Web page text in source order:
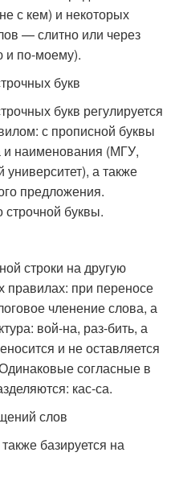
с кем) и некоторых
— слитно или через
и по-моему).
букв
букв регулируется
с прописной буквы
и наименования (МГУ,
университет), а также
предложения.
буквы.
строки на другую
при переносе
членение слова, а
вой-на, раз-бить, а
и не оставляется
согласные в
кас-са.
слов
базируется на